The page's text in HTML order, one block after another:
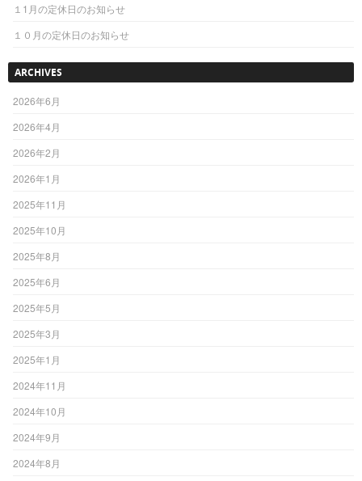
１1月の定休日のお知らせ
１０月の定休日のお知らせ
ARCHIVES
2026年6月
2026年4月
2026年2月
2026年1月
2025年11月
2025年10月
2025年8月
2025年6月
2025年5月
2025年3月
2025年1月
2024年11月
2024年10月
2024年9月
2024年8月